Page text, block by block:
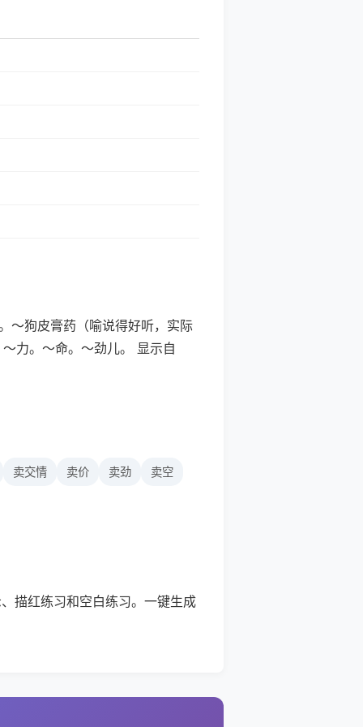
～狗皮膏药（喻说得好听，实际
力。～命。～劲儿。 显示自
卖交情 卖价 卖劲 卖空
描红练习和空白练习。一键生成